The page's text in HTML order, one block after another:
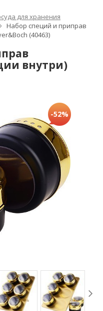
для хранения
Набор специй и приправ
(40463)
внутри)
-52%